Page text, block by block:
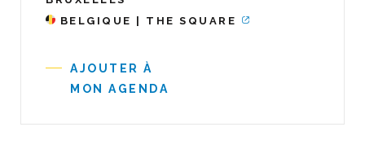
BELGIQUE | THE SQUARE
AJOUTER À
MON AGENDA